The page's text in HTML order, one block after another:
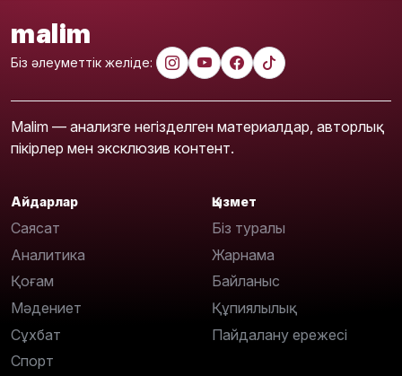
malim
Біз әлеуметтік желіде:
Malim — анализге негізделген материалдар, авторлық
пікірлер мен эксклюзив контент.
Айдарлар
Саясат
Аналитика
Қоғам
Мәдениет
Сұхбат
Спорт
Қызмет
Біз туралы
Жарнама
Байланыс
Құпиялылық
Пайдалану ережесі